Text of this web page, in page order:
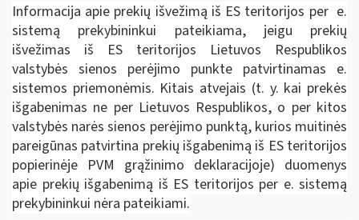
Informacija apie prekių išvežimą iš ES teritorijos per e.
sistemą prekybininkui pateikiama, jeigu prekių
išvežimas iš ES teritorijos Lietuvos Respublikos
valstybės sienos perėjimo punkte patvirtinamas e.
sistemos priemonėmis. Kitais atvejais (t. y. kai prekės
išgabenimas ne per Lietuvos Respublikos, o per kitos
valstybės narės sienos perėjimo punktą, kurios muitinės
pareigūnas patvirtina prekių išgabenimą iš ES teritorijos
popierinėje PVM grąžinimo deklaracijoje) duomenys
apie prekių išgabenimą iš ES teritorijos per e. sistemą
prekybininkui nėra pateikiami.